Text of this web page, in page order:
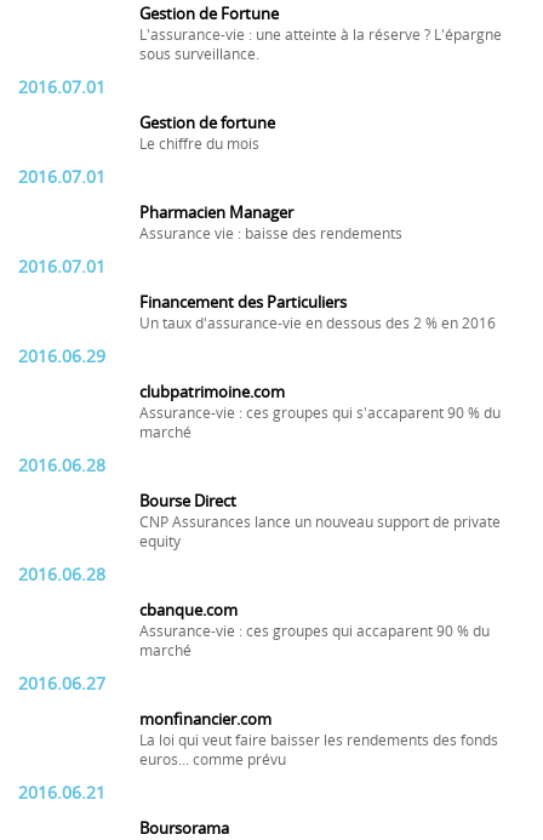
Gestion de Fortune
L'assurance-vie : une atteinte à la réserve ? L'épargne
sous surveillance.
2016.07.01
Gestion de fortune
Le chiffre du mois
2016.07.01
Pharmacien Manager
Assurance vie : baisse des rendements
2016.07.01
Financement des Particuliers
Un taux d'assurance-vie en dessous des 2 % en 2016
2016.06.29
clubpatrimoine.com
Assurance-vie : ces groupes qui s'accaparent 90 % du
marché
2016.06.28
Bourse Direct
CNP Assurances lance un nouveau support de private
equity
2016.06.28
cbanque.com
Assurance-vie : ces groupes qui accaparent 90 % du
marché
2016.06.27
monfinancier.com
La loi qui veut faire baisser les rendements des fonds
euros... comme prévu
2016.06.21
Boursorama